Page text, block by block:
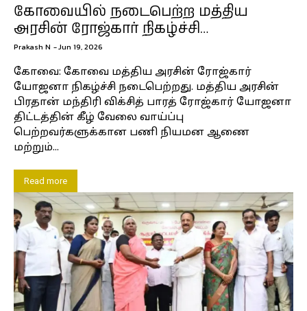
கோவையில் நடைபெற்ற மத்திய
அரசின் ரோஜ்கார் நிகழ்ச்சி…
Prakash N -Jun 19, 2026
கோவை: கோவை மத்திய அரசின் ரோஜ்கார்
யோஜனா நிகழ்ச்சி நடைபெற்றது. மத்திய அரசின்
பிரதான் மந்திரி விக்சித் பாரத் ரோஜ்கார் யோஜனா
திட்டத்தின் கீழ் வேலை வாய்ப்பு
பெற்றவர்களுக்கான பணி நியமன ஆணை
மற்றும்...
Read more